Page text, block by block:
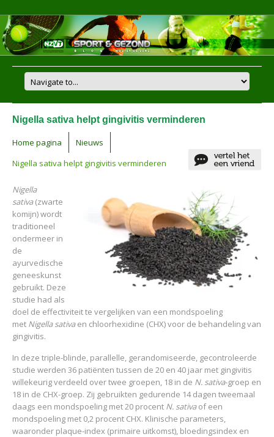
Nigella sativa helpt gingivitis verminderen
Home pagina
Nieuws
Nigella sativa helpt gingivitis verminderen
Nigella
sativa(zwarte
komijn) wordt
traditioneel
ondermeer in
de
ayurvedische
geneeskunst
gebruikt. Deze
studie had als
doel de effectiviteit te vergelijken van een mondspoeling
met Nigella sativaen chloorhexidine (CHX) voor de behandeling van
gingivitis.
In deze triple-blinde, parallelle, gerandomiseerde, gecontroleerde
studie werden 36 patiënten tussen de 20 en 40 jaar met gingivitis
willekeurig verdeeld over twee groepen, 18 in de N. sativa-groep en
18 in de CHX-groep. Zij gebruikten gedurende 14 dagen tweemaal
daags een mondspoeling met 20 procent N. sativaof een
mondspoeling met 0,2 procent CHX. Klinische parameters,
waaronder plaque-index (primaire uitkomst), bloedingsindex en